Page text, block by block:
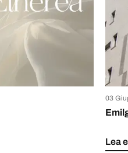
03
Lea